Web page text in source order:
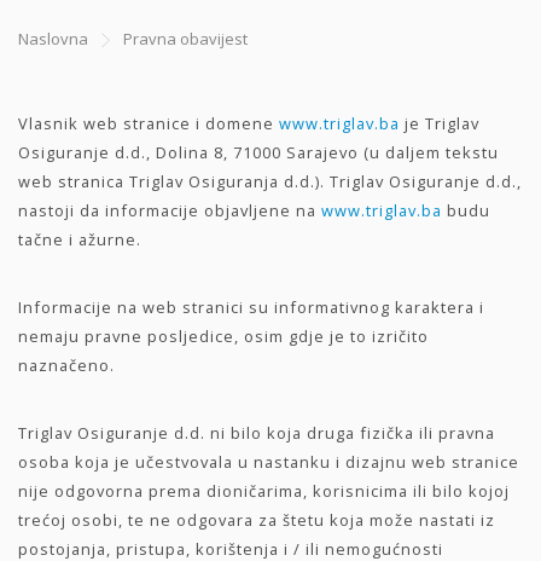
Naslovna Pravna obavijest
Vlasnik web stranice i domene www.triglav.ba je Triglav
Osiguranje d.d., Dolina 8, 71000 Sarajevo (u daljem tekstu
web stranica Triglav Osiguranja d.d.). Triglav Osiguranje d.d.,
nastoji da informacije objavljene na www.triglav.ba budu
tačne i ažurne.
Informacije na web stranici su informativnog karaktera i
nemaju pravne posljedice, osim gdje je to izričito
naznačeno.
Triglav Osiguranje d.d. ni bilo koja druga fizička ili pravna
osoba koja je učestvovala u nastanku i dizajnu web stranice
nije odgovorna prema dioničarima, korisnicima ili bilo kojoj
trećoj osobi, te ne odgovara za štetu koja može nastati iz
postojanja, pristupa, korištenja i / ili nemogućnosti